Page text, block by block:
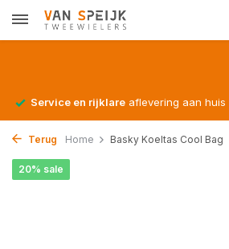
Service en rijklare aflevering aan huis
Terug Home Basky Koeltas Cool Bag
20% sale